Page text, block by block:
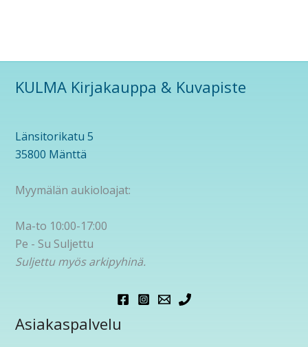
KULMA Kirjakauppa & Kuvapiste
Länsitorikatu 5
35800 Mänttä
Myymälän aukioloajat:
Ma-to 10:00-17:00
Pe - Su Suljettu
Suljettu myös arkipyhinä.
Asiakaspalvelu